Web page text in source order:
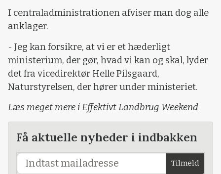
I centraladministrationen afviser man dog alle
anklager.
- Jeg kan forsikre, at vi er et hæderligt
ministerium, der gør, hvad vi kan og skal, lyder
det fra vicedirektør Helle Pilsgaard,
Naturstyrelsen, der hører under ministeriet.
Læs meget mere i Effektivt Landbrug Weekend
Få aktuelle nyheder i indbakken
Tilmeld